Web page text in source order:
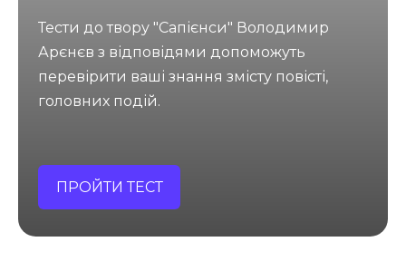
Тести до твору "Сапієнси" Володимир
Арєнєв з відповідями допоможуть
перевірити ваші знання змісту повісті,
головних подій.
ПРОЙТИ ТЕСТ